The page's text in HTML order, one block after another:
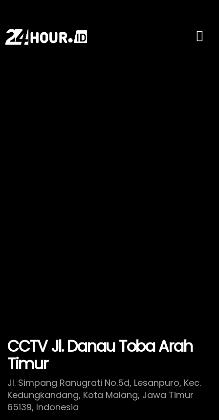
CCTV Jl. Danau Toba Arah
Timur
Jl. Simpang Ranugrati No.5d, Lesanpuro, Kec.
Kedungkandang, Kota Malang, Jawa Timur
65139, Indonesia